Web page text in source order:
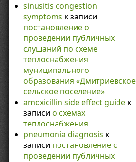
sinusitis congestion
symptoms к записи
постановление о
проведении публичных
слушаний по схеме
теплоснабжения
муниципального
образования «Дмитриевское
сельское поселение»
amoxicillin side effect guideк
записи о схемах
теплоснабжения
pneumonia diagnosis к
записи постановление о
проведении публичных